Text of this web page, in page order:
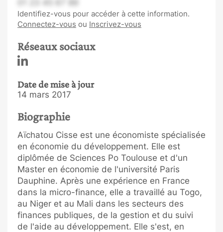
Identifiez-vous pour accéder à cette information.
Connectez-vous ou Inscrivez-vous
Réseaux sociaux
Date de mise à jour
14 mars 2017
Biographie
Aïchatou Cisse est une économiste spécialisée
en économie du développement. Elle est
diplômée de Sciences Po Toulouse et d'un
Master en économie de l'université Paris
Dauphine. Après une expérience en France
dans la micro-finance, elle a travaillé au Togo,
au Niger et au Mali dans les secteurs des
finances publiques, de la gestion et du suivi
de l'aide au développement. Elle s'est, en